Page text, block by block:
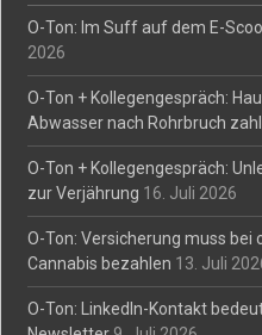
O-Ton: Im Suff auf dem E-
2026
O-Ton + Kollegengespräch:
Abwasser nach Rohrbruch
O-Ton + Kollegengespräch:
zur Verjährung 16. Juli 2026
O-Ton: Versicherung muss bei
Cannabis bezahlen 13. Juli
O-Ton: LinkedIn-Kontakt